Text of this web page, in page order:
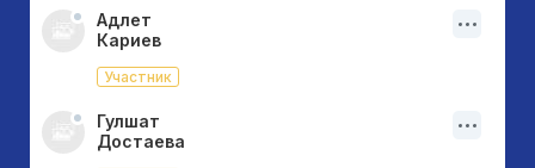
Адлет
Кариев
Участник
Гулшат
Достаева